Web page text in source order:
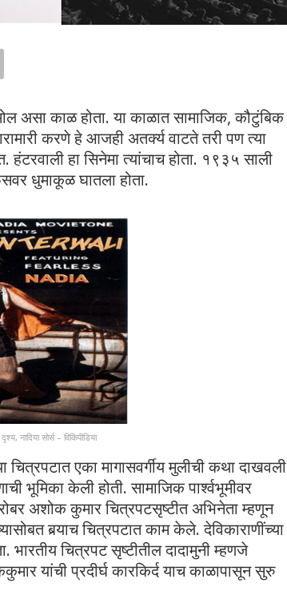
असा काळ होता. या काळात सामाजिक, कौटुंबिक
करणे हे आजही अतर्क्य वाटते तरी पण त्या
हा सिनेमा त्यांचाच होता. १९३५ साली
धुमाकूळ घातला होता.
नादिया सोर्स – विकिपीडिया
चित्रपटात एका मागासवर्गीय मुलीची कथा दाखवली
भूमिका केली होती. सामाजिक पार्श्वभूमीवर
अशोक कुमार चित्रपटसृष्टीत अभिनेता म्हणून
बर्‍याच चित्रपटात काम केले. देविकाराणींच्या
भारतीय चित्रपट सृष्टीतील दादामुनी म्हणजे
यांची प्रदीर्घ कारकिर्द याच काळापासून सुरु